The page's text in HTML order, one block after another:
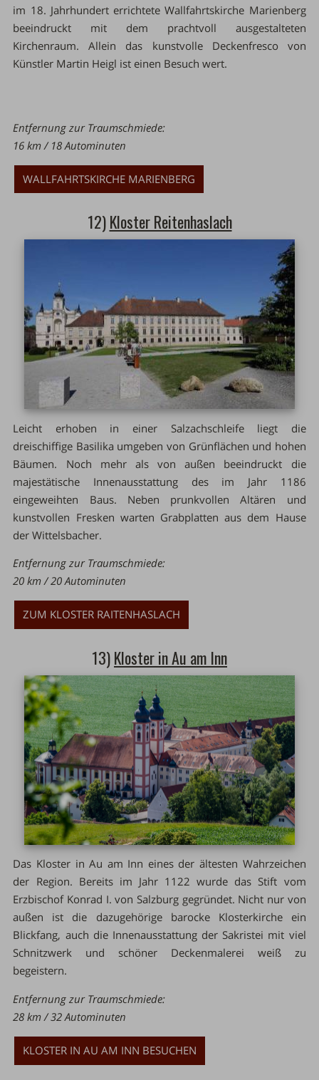
im 18. Jahrhundert errichtete Wallfahrtskirche Marienberg
beeindruckt mit dem prachtvoll ausgestalteten
Kirchenraum. Allein das kunstvolle Deckenfresco von
Künstler Martin Heigl ist einen Besuch wert.
Entfernung zur Traumschmiede:
16 km / 18 Autominuten
WALLFAHRTSKIRCHE MARIENBERG
12)Kloster Reitenhaslach
Leicht erhoben in einer Salzachschleife liegt die
dreischiffige Basilika umgeben von Grünflächen und hohen
Bäumen. Noch mehr als von außen beeindruckt die
majestätische Innenausstattung des im Jahr 1186
eingeweihten Baus. Neben prunkvollen Altären und
kunstvollen Fresken warten Grabplatten aus dem Hause
der Wittelsbacher.
Entfernung zur Traumschmiede:
20 km / 20 Autominuten
ZUM KLOSTER RAITENHASLACH
13)Kloster in Au am Inn
Das Kloster in Au am Inn eines der ältesten Wahrzeichen
der Region. Bereits im Jahr 1122 wurde das Stift vom
Erzbischof Konrad I. von Salzburg gegründet. Nicht nur von
außen ist die dazugehörige barocke Klosterkirche ein
Blickfang, auch die Innenausstattung der Sakristei mit viel
Schnitzwerk und schöner Deckenmalerei weiß zu
begeistern.
Entfernung zur Traumschmiede:
28 km / 32 Autominuten
KLOSTER IN AU AM INN BESUCHEN